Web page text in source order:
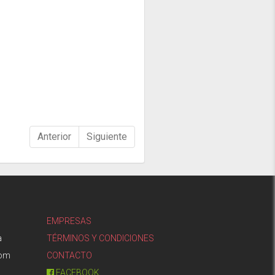
Anterior
Siguiente
EMPRESAS
TÉRMINOS Y CONDICIONES
CONTACTO
FACEBOOK